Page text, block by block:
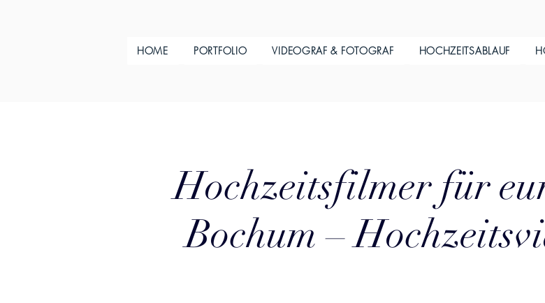
HOME PORTFOLIO VIDEOGRAF & FOTOGRAF HOCHZEITSABLAUF
Hochzeitsfilmer für
Bochum –